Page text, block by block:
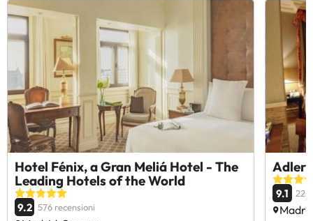
Hotel Fénix, a Gran Meliá Hotel - The
Leading Hotels of the World
9.2 576 recensioni
Adler
9.1 223